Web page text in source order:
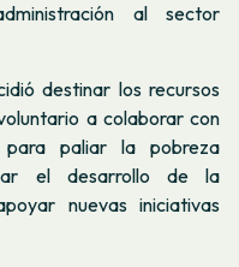
al sector
destinar los recursos
a colaborar con
paliar la pobreza
el desarrollo de la
nuevas iniciativas